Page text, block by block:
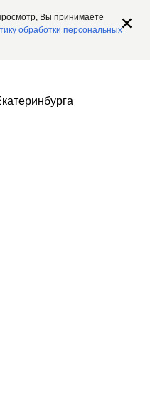
Вы принимаете
обработки персональных